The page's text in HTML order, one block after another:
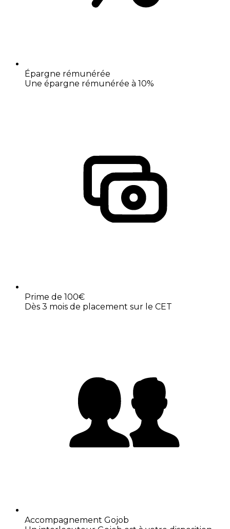
Épargne rémunérée
Une épargne rémunérée à 10%
Prime de 100€
Dès 3 mois de placement sur le CET
Accompagnement Gojob